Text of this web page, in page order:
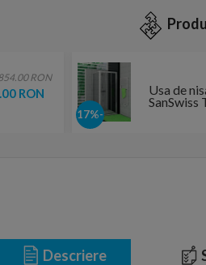
-17%
Usa de
SanSwiss
TOPS3
RON
RON
Descriere